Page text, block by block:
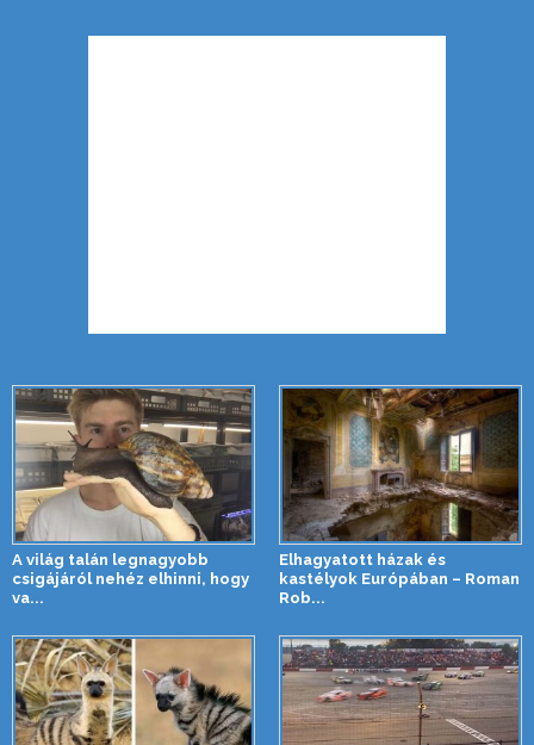
A világ talán legnagyobb
csigájáról nehéz elhinni, hogy
va...
Elhagyatott házak és
kastélyok Európában – Roman
Rob...